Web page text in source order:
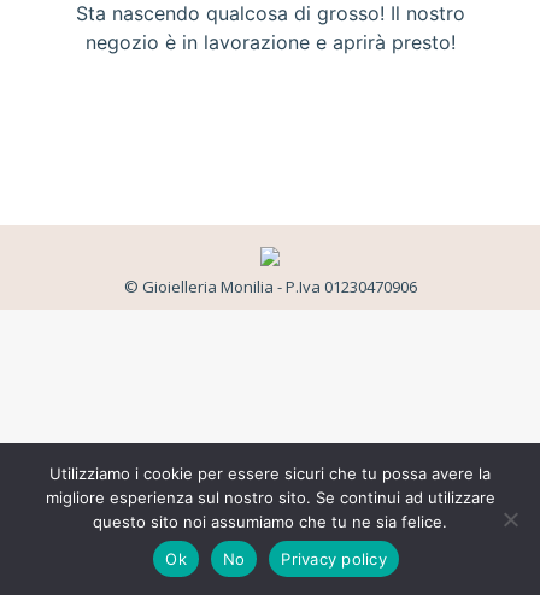
Sta nascendo qualcosa di grosso! Il nostro
negozio è in lavorazione e aprirà presto!
© Gioielleria Monilia - P.Iva 01230470906
Utilizziamo i cookie per essere sicuri che tu possa avere la
migliore esperienza sul nostro sito. Se continui ad utilizzare
questo sito noi assumiamo che tu ne sia felice.
Ok
No Privacy policy